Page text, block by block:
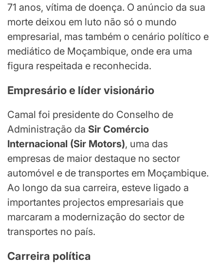
71 anos, vítima de doença. O anúncio da sua
morte deixou em luto não só o mundo
empresarial, mas também o cenário político e
mediático de Moçambique, onde era uma
figura respeitada e reconhecida.
Empresário e líder visionário
Camal foi presidente do Conselho de
Administração da Sir Comércio
Internacional (Sir Motors), uma das
empresas de maior destaque no sector
automóvel e de transportes em Moçambique.
Ao longo da sua carreira, esteve ligado a
importantes projectos empresariais que
marcaram a modernização do sector de
transportes no país.
Carreira política